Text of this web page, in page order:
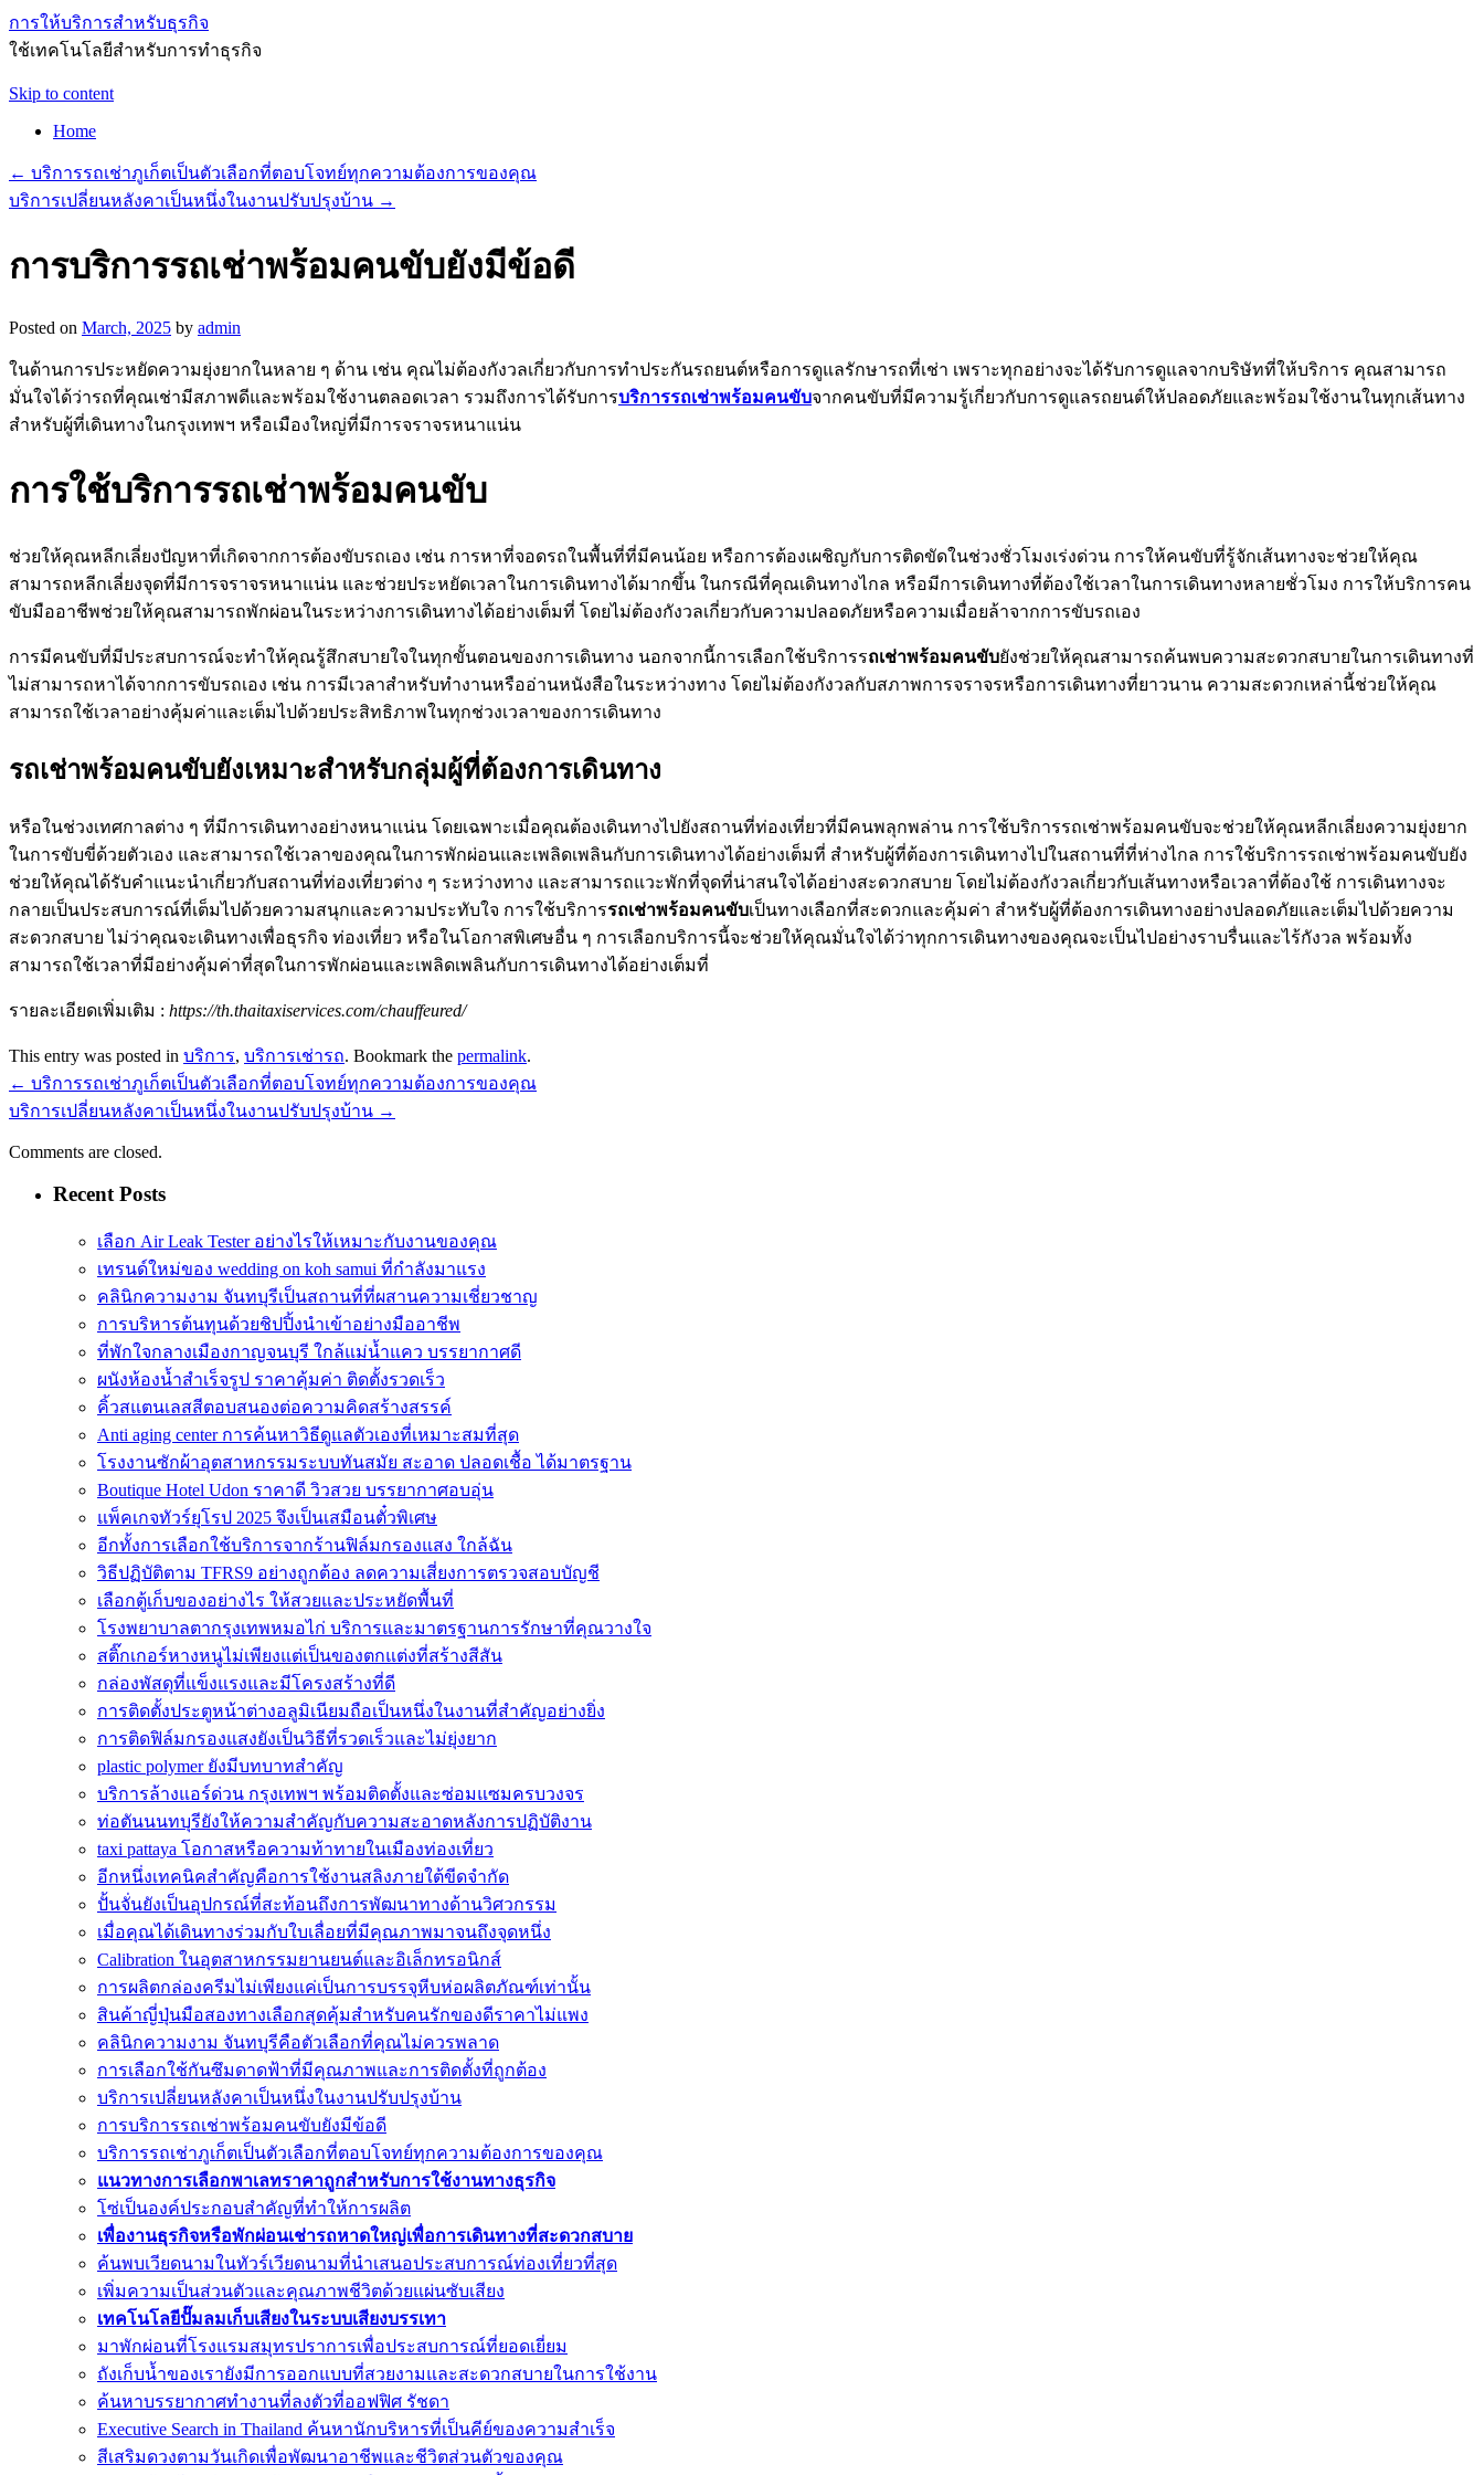
การให้บริการสำหรับธุรกิจ
ใช้เทคโนโลยีสำหรับการทำธุรกิจ
Skip to content
Home
← บริการรถเช่าภูเก็ตเป็นตัวเลือกที่ตอบโจทย์ทุกความต้องการของคุณ
บริการเปลี่ยนหลังคาเป็นหนึ่งในงานปรับปรุงบ้าน →
การบริการรถเช่าพร้อมคนขับยังมีข้อดี
Posted on March, 2025 by admin
ในด้านการประหยัดความยุ่งยากในหลาย ๆ ด้าน เช่น คุณไม่ต้องกังวลเกี่ยวกับการทำประกันรถยนต์หรือการดูแลรักษารถที่เช่า เพราะทุกอย่างจะได้รับการดูแลจากบริษัทที่ให้บริการ คุณสามารถ
มั่นใจได้ว่ารถที่คุณเช่ามีสภาพดีและพร้อมใช้งานตลอดเวลา รวมถึงการได้รับการบริการรถเช่าพร้อมคนขับจากคนขับที่มีความรู้เกี่ยวกับการดูแลรถยนต์ให้ปลอดภัยและพร้อมใช้งานในทุกเส้นทาง
สำหรับผู้ที่เดินทางในกรุงเทพฯ หรือเมืองใหญ่ที่มีการจราจรหนาแน่น
การใช้บริการรถเช่าพร้อมคนขับ
ช่วยให้คุณหลีกเลี่ยงปัญหาที่เกิดจากการต้องขับรถเอง เช่น การหาที่จอดรถในพื้นที่ที่มีคนน้อย หรือการต้องเผชิญกับการติดขัดในช่วงชั่วโมงเร่งด่วน การให้คนขับที่รู้จักเส้นทางจะช่วยให้คุณ
สามารถหลีกเลี่ยงจุดที่มีการจราจรหนาแน่น และช่วยประหยัดเวลาในการเดินทางได้มากขึ้น ในกรณีที่คุณเดินทางไกล หรือมีการเดินทางที่ต้องใช้เวลาในการเดินทางหลายชั่วโมง การให้บริการคน
ขับมืออาชีพช่วยให้คุณสามารถพักผ่อนในระหว่างการเดินทางได้อย่างเต็มที่ โดยไม่ต้องกังวลเกี่ยวกับความปลอดภัยหรือความเมื่อยล้าจากการขับรถเอง
การมีคนขับที่มีประสบการณ์จะทำให้คุณรู้สึกสบายใจในทุกขั้นตอนของการเดินทาง นอกจากนี้การเลือกใช้บริการรถเช่าพร้อมคนขับยังช่วยให้คุณสามารถค้นพบความสะดวกสบายในการเดินทางที่
ไม่สามารถหาได้จากการขับรถเอง เช่น การมีเวลาสำหรับทำงานหรืออ่านหนังสือในระหว่างทาง โดยไม่ต้องกังวลกับสภาพการจราจรหรือการเดินทางที่ยาวนาน ความสะดวกเหล่านี้ช่วยให้คุณ
สามารถใช้เวลาอย่างคุ้มค่าและเต็มไปด้วยประสิทธิภาพในทุกช่วงเวลาของการเดินทาง
รถเช่าพร้อมคนขับยังเหมาะสำหรับกลุ่มผู้ที่ต้องการเดินทาง
หรือในช่วงเทศกาลต่าง ๆ ที่มีการเดินทางอย่างหนาแน่น โดยเฉพาะเมื่อคุณต้องเดินทางไปยังสถานที่ท่องเที่ยวที่มีคนพลุกพล่าน การใช้บริการรถเช่าพร้อมคนขับจะช่วยให้คุณหลีกเลี่ยงความยุ่งยาก
ในการขับขี่ด้วยตัวเอง และสามารถใช้เวลาของคุณในการพักผ่อนและเพลิดเพลินกับการเดินทางได้อย่างเต็มที่ สำหรับผู้ที่ต้องการเดินทางไปในสถานที่ที่ห่างไกล การใช้บริการรถเช่าพร้อมคนขับยัง
ช่วยให้คุณได้รับคำแนะนำเกี่ยวกับสถานที่ท่องเที่ยวต่าง ๆ ระหว่างทาง และสามารถแวะพักที่จุดที่น่าสนใจได้อย่างสะดวกสบาย โดยไม่ต้องกังวลเกี่ยวกับเส้นทางหรือเวลาที่ต้องใช้ การเดินทางจะ
กลายเป็นประสบการณ์ที่เต็มไปด้วยความสนุกและความประทับใจ การใช้บริการรถเช่าพร้อมคนขับเป็นทางเลือกที่สะดวกและคุ้มค่า สำหรับผู้ที่ต้องการเดินทางอย่างปลอดภัยและเต็มไปด้วยความ
สะดวกสบาย ไม่ว่าคุณจะเดินทางเพื่อธุรกิจ ท่องเที่ยว หรือในโอกาสพิเศษอื่น ๆ การเลือกบริการนี้จะช่วยให้คุณมั่นใจได้ว่าทุกการเดินทางของคุณจะเป็นไปอย่างราบรื่นและไร้กังวล พร้อมทั้ง
สามารถใช้เวลาที่มีอย่างคุ้มค่าที่สุดในการพักผ่อนและเพลิดเพลินกับการเดินทางได้อย่างเต็มที่
รายละเอียดเพิ่มเติม : https://th.thaitaxiservices.com/chauffeured/
This entry was posted in บริการ, บริการเช่ารถ. Bookmark the permalink.
← บริการรถเช่าภูเก็ตเป็นตัวเลือกที่ตอบโจทย์ทุกความต้องการของคุณ
บริการเปลี่ยนหลังคาเป็นหนึ่งในงานปรับปรุงบ้าน →
Comments are closed.
Recent Posts
เลือก Air Leak Tester อย่างไรให้เหมาะกับงานของคุณ
เทรนด์ใหม่ของ wedding on koh samui ที่กำลังมาแรง
คลินิกความงาม จันทบุรีเป็นสถานที่ที่ผสานความเชี่ยวชาญ
การบริหารต้นทุนด้วยชิปปิ้งนำเข้าอย่างมืออาชีพ
ที่พักใจกลางเมืองกาญจนบุรี ใกล้แม่น้ำแคว บรรยากาศดี
ผนังห้องน้ำสำเร็จรูป ราคาคุ้มค่า ติดตั้งรวดเร็ว
คิ้วสแตนเลสสีตอบสนองต่อความคิดสร้างสรรค์
Anti aging center การค้นหาวิธีดูแลตัวเองที่เหมาะสมที่สุด
โรงงานซักผ้าอุตสาหกรรมระบบทันสมัย สะอาด ปลอดเชื้อ ได้มาตรฐาน
Boutique Hotel Udon ราคาดี วิวสวย บรรยากาศอบอุ่น
แพ็คเกจทัวร์ยุโรป 2025 จึงเป็นเสมือนตั๋วพิเศษ
อีกทั้งการเลือกใช้บริการจากร้านฟิล์มกรองแสง ใกล้ฉัน
วิธีปฏิบัติตาม TFRS9 อย่างถูกต้อง ลดความเสี่ยงการตรวจสอบบัญชี
เลือกตู้เก็บของอย่างไร ให้สวยและประหยัดพื้นที่
โรงพยาบาลตากรุงเทพหมอไก่ บริการและมาตรฐานการรักษาที่คุณวางใจ
สติ๊กเกอร์หางหนูไม่เพียงแต่เป็นของตกแต่งที่สร้างสีสัน
กล่องพัสดุที่แข็งแรงและมีโครงสร้างที่ดี
การติดตั้งประตูหน้าต่างอลูมิเนียมถือเป็นหนึ่งในงานที่สำคัญอย่างยิ่ง
การติดฟิล์มกรองแสงยังเป็นวิธีที่รวดเร็วและไม่ยุ่งยาก
plastic polymer ยังมีบทบาทสำคัญ
บริการล้างแอร์ด่วน กรุงเทพฯ พร้อมติดตั้งและซ่อมแซมครบวงจร
ท่อตันนนทบุรียังให้ความสำคัญกับความสะอาดหลังการปฏิบัติงาน
taxi pattaya โอกาสหรือความท้าทายในเมืองท่องเที่ยว
อีกหนึ่งเทคนิคสำคัญคือการใช้งานสลิงภายใต้ขีดจำกัด
ปั้นจั่นยังเป็นอุปกรณ์ที่สะท้อนถึงการพัฒนาทางด้านวิศวกรรม
เมื่อคุณได้เดินทางร่วมกับใบเลื่อยที่มีคุณภาพมาจนถึงจุดหนึ่ง
Calibration ในอุตสาหกรรมยานยนต์และอิเล็กทรอนิกส์
การผลิตกล่องครีมไม่เพียงแค่เป็นการบรรจุหีบห่อผลิตภัณฑ์เท่านั้น
สินค้าญี่ปุ่นมือสองทางเลือกสุดคุ้มสำหรับคนรักของดีราคาไม่แพง
คลินิกความงาม จันทบุรีคือตัวเลือกที่คุณไม่ควรพลาด
การเลือกใช้กันซึมดาดฟ้าที่มีคุณภาพและการติดตั้งที่ถูกต้อง
บริการเปลี่ยนหลังคาเป็นหนึ่งในงานปรับปรุงบ้าน
การบริการรถเช่าพร้อมคนขับยังมีข้อดี
บริการรถเช่าภูเก็ตเป็นตัวเลือกที่ตอบโจทย์ทุกความต้องการของคุณ
แนวทางการเลือกพาเลทราคาถูกสำหรับการใช้งานทางธุรกิจ
โซ่เป็นองค์ประกอบสำคัญที่ทำให้การผลิต
เพื่องานธุรกิจหรือพักผ่อนเช่ารถหาดใหญ่เพื่อการเดินทางที่สะดวกสบาย
ค้นพบเวียดนามในทัวร์เวียดนามที่นำเสนอประสบการณ์ท่องเที่ยวที่สุด
เพิ่มความเป็นส่วนตัวและคุณภาพชีวิตด้วยแผ่นซับเสียง
เทคโนโลยีปั๊มลมเก็บเสียงในระบบเสียงบรรเทา
มาพักผ่อนที่โรงแรมสมุทรปราการเพื่อประสบการณ์ที่ยอดเยี่ยม
ถังเก็บน้ำของเรายังมีการออกแบบที่สวยงามและสะดวกสบายในการใช้งาน
ค้นหาบรรยากาศทำงานที่ลงตัวที่ออฟฟิศ รัชดา
Executive Search in Thailand ค้นหานักบริหารที่เป็นคีย์ของความสำเร็จ
สีเสริมดวงตามวันเกิดเพื่อพัฒนาอาชีพและชีวิตส่วนตัวของคุณ